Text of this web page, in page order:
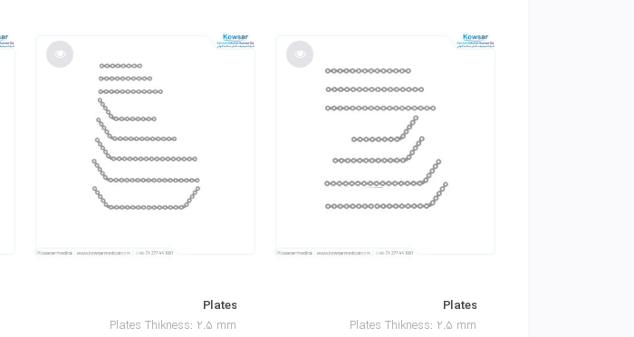
Plates
Plates Thikness: 2.5 mm
Plates
Plates Thikness: 2.5 mm